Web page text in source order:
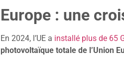
Europe : une
En 2024, l’UE a installé plus de 65
photovoltaïque totale de l’Union